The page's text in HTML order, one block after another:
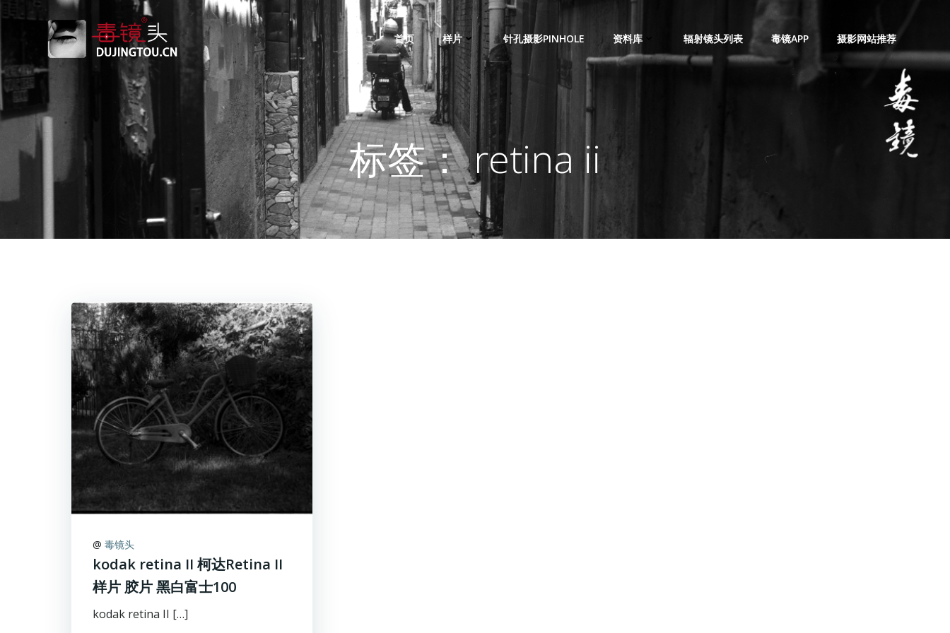
内
容
首页 样片 针孔摄影PINHOLE 资料库 辐射镜头列表 毒镜APP 摄影网站推荐
标签： retina ii
@ 毒镜头
kodak retina II 柯达Retina II
样片 胶片 黑白富士100
kodak retina II […]